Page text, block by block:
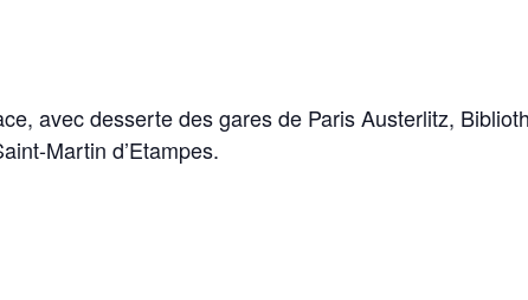
avec desserte des gares de Paris Austerlitz,
Martin d’Etampes.